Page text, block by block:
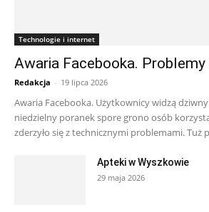
Technologie i internet
Awaria Facebooka.
Redakcja - 19 lipca 2026
Awaria Facebooka. Użytkownicy widzą
niedzielny poranek spore grono osób
zderzyło się z technicznymi problemami. Tuż
Apteki w Wyszkowie
29 maja 2026